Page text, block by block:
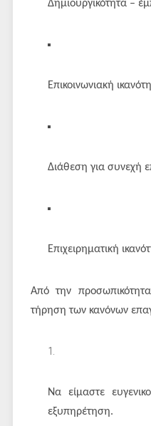
Δημιουργικότητα –
Επικοινωνιακή
Διάθεση για συνεχή
Επιχειρηματική
Από την
τήρηση των κανόνων
Να είμαστε
εξυπηρέτηση.